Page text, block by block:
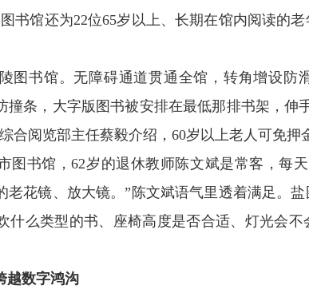
书馆还为22位65岁以上、长期在馆内阅读的
图书馆。无障碍通道贯通全馆，转角增设防
撞条，大字版图书被安排在最低那排书架，伸
合阅览部主任蔡毅介绍，60岁以上老人可免押
图书馆，62岁的退休教师陈文斌是常客，每
老花镜、放大镜。”陈文斌语气里透着满足。
么类型的书、座椅高度是否合适、灯光会
越数字鸿沟